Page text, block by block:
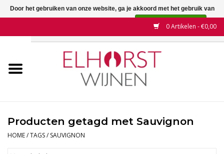
0 Artikelen - €0,00
Wijnen
Wijnhuizen
Producten getagd met Sauvignon
HOME/TAGS/ SAUVIGNON
Door het gebruiken van onze website, ga je akkoord met het gebruik van